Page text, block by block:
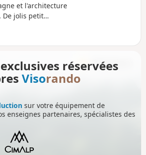
et l'architecture
De jolis petit
pour ses
réservées
Visorando
sur votre équipement de
enseignes partenaires, spécialistes des